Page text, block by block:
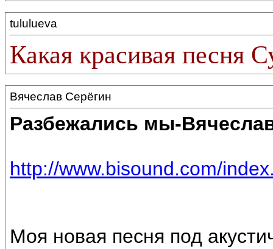
tululueva
Какая красивая песня
Вячеслав Серёгин
Разбежались мы-
http://www.bisound.com/
Моя новая песня под